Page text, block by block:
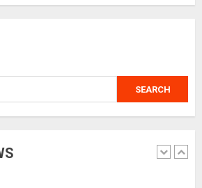
SEARCH
चराहरूको संसारमा छिर्दै गरेको समुद्र